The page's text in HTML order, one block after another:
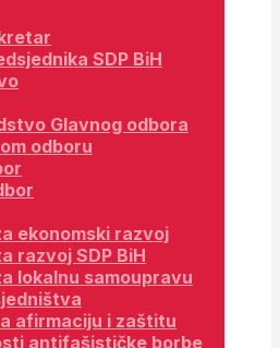
SDP BiH
Glavnog odbora
odboru
ekonomski razvoj
razvoj SDP BiH
lokalnu samoupravu
afirmaciju i zaštitu
antifašističke borbe